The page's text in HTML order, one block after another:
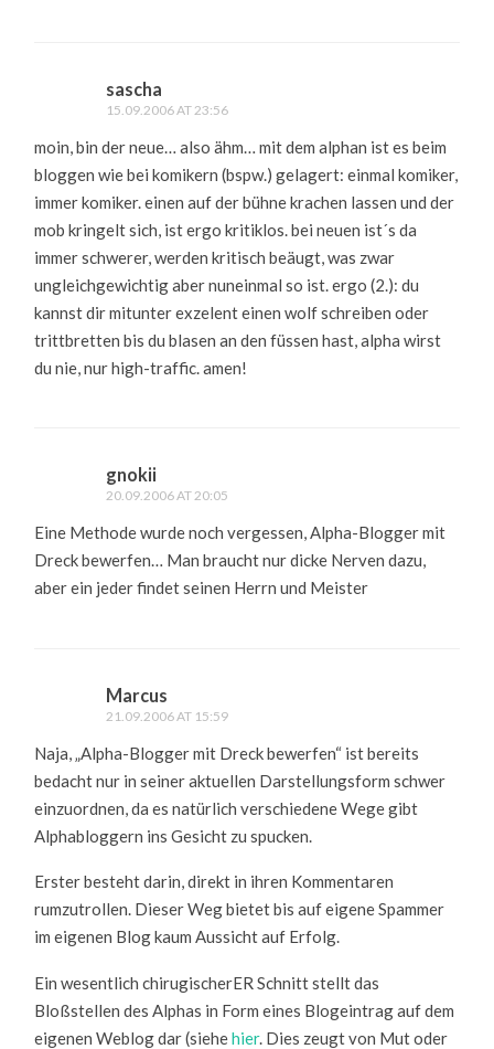
sascha
15.09.2006 AT 23:56
moin, bin der neue… also ähm… mit dem alphan ist es beim
bloggen wie bei komikern (bspw.) gelagert: einmal komiker,
immer komiker. einen auf der bühne krachen lassen und der
mob kringelt sich, ist ergo kritiklos. bei neuen ist´s da
immer schwerer, werden kritisch beäugt, was zwar
ungleichgewichtig aber nuneinmal so ist. ergo (2.): du
kannst dir mitunter exzelent einen wolf schreiben oder
trittbretten bis du blasen an den füssen hast, alpha wirst
du nie, nur high-traffic. amen!
gnokii
20.09.2006 AT 20:05
Eine Methode wurde noch vergessen, Alpha-Blogger mit
Dreck bewerfen… Man braucht nur dicke Nerven dazu,
aber ein jeder findet seinen Herrn und Meister
Marcus
21.09.2006 AT 15:59
Naja, „Alpha-Blogger mit Dreck bewerfen“ ist bereits
bedacht nur in seiner aktuellen Darstellungsform schwer
einzuordnen, da es natürlich verschiedene Wege gibt
Alphabloggern ins Gesicht zu spucken.
Erster besteht darin, direkt in ihren Kommentaren
rumzutrollen. Dieser Weg bietet bis auf eigene Spammer
im eigenen Blog kaum Aussicht auf Erfolg.
Ein wesentlich chirugischerER Schnitt stellt das
Bloßstellen des Alphas in Form eines Blogeintrag auf dem
eigenen Weblog dar (siehehier. Dies zeugt von Mut oder